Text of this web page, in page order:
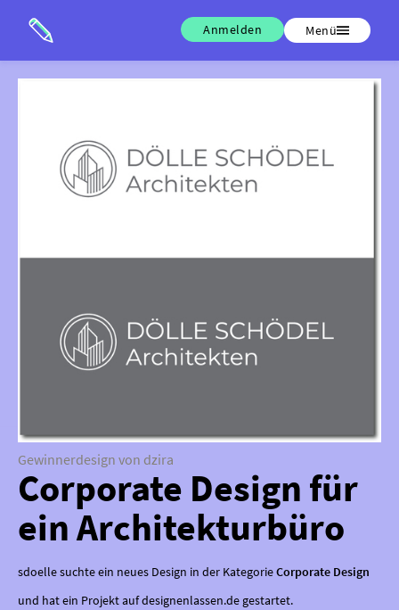
Anmelden Menü
Gewinnerdesign von dzira
Corporate Design für
ein Architekturbüro
sdoelle suchte ein neues Design in der KategorieCorporate Design
und hat ein Projekt auf designenlassen.de gestartet.